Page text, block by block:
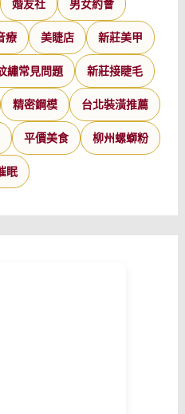
婚友社 男女約會
療 美睫店 新莊美甲
繡常見問題 新莊接睫毛
精密鋼模 台北裝潢推薦
平價美食 柳州螺螄粉
眠